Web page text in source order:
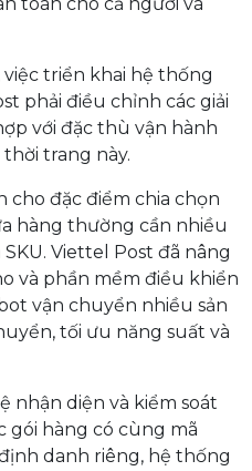
triển khai hệ thống
phải điều chỉnh các giải
với đặc thù vận hành
trang này.
cho đặc điểm chia chọn
hàng thường cần nhiều
Viettel Post đã nâng
và phần mềm điều khiển
vận chuyển nhiều sản
tối ưu năng suất và
nhận diện và kiểm soát
gói hàng có cùng mã
danh riêng, hệ thống